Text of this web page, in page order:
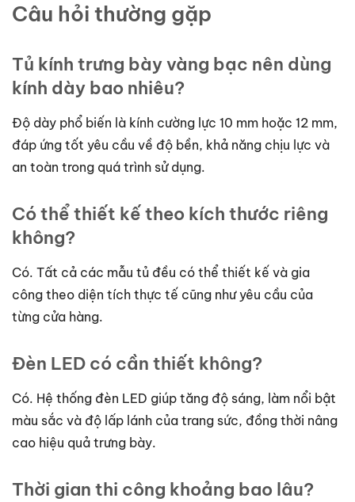
Câu hỏi thường gặp
Tủ kính trưng bày vàng bạc nên dùng
kính dày bao nhiêu?
Độ dày phổ biến là kính cường lực 10 mm hoặc 12 mm,
đáp ứng tốt yêu cầu về độ bền, khả năng chịu lực và
an toàn trong quá trình sử dụng.
Có thể thiết kế theo kích thước riêng
không?
Có. Tất cả các mẫu tủ đều có thể thiết kế và gia
công theo diện tích thực tế cũng như yêu cầu của
từng cửa hàng.
Đèn LED có cần thiết không?
Có. Hệ thống đèn LED giúp tăng độ sáng, làm nổi bật
màu sắc và độ lấp lánh của trang sức, đồng thời nâng
cao hiệu quả trưng bày.
Thời gian thi công khoảng bao lâu?